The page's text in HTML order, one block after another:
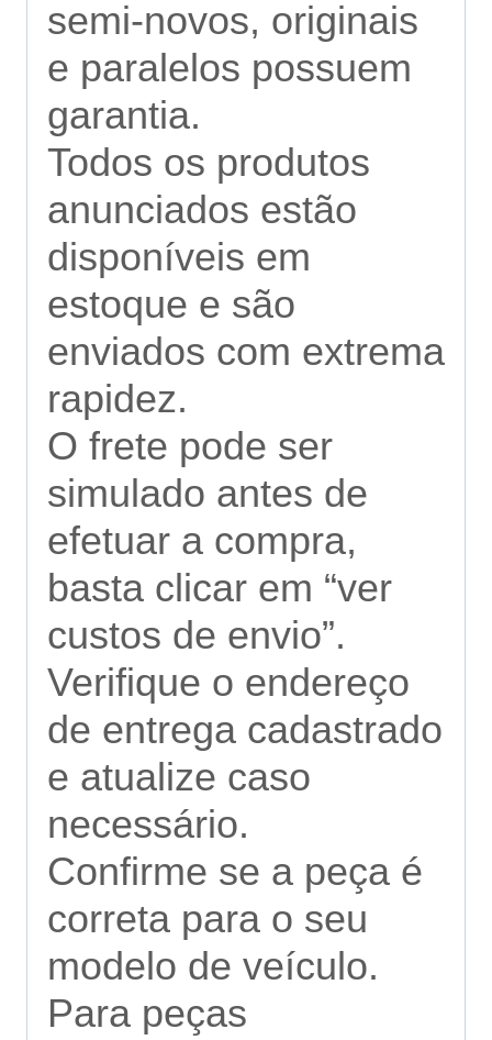
semi-novos, originais
e paralelos possuem
garantia.
Todos os produtos
anunciados estão
disponíveis em
estoque e são
enviados com extrema
rapidez.
O frete pode ser
simulado antes de
efetuar a compra,
basta clicar em “ver
custos de envio”.
Verifique o endereço
de entrega cadastrado
e atualize caso
necessário.
Confirme se a peça é
correta para o seu
modelo de veículo.
Para peças